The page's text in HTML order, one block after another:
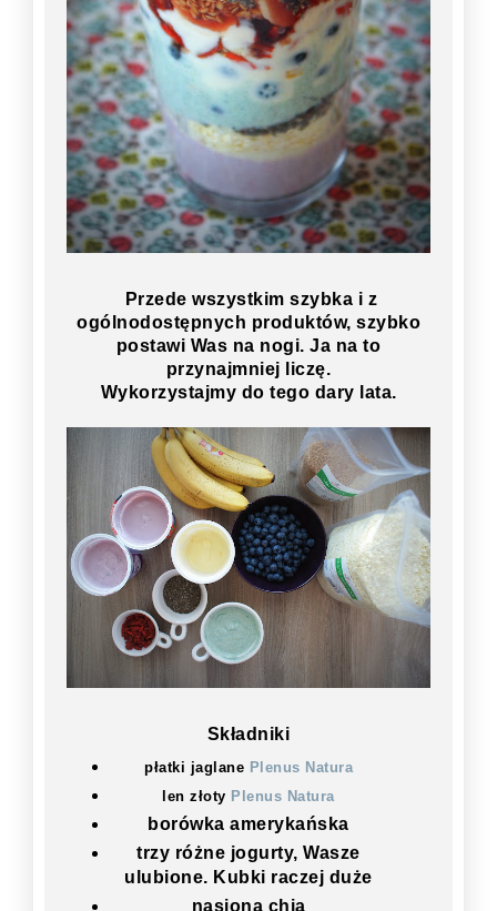
Przede wszystkim szybka i z
ogólnodostępnych produktów, szybko
postawi Was na nogi. Ja na to
przynajmniej liczę.
Wykorzystajmy do tego dary lata.
Składniki
płatki jaglane Plenus Natura
len złoty Plenus Natura
borówka amerykańska
trzy różne jogurty, Wasze
ulubione. Kubki raczej duże
nasiona chia